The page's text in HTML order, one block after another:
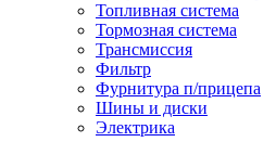
Топливная система
Тормозная система
Трансмиссия
Фильтр
Фурнитура п/прицепа
Шины и диски
Электрика